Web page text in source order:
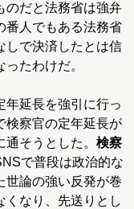
のだと法務省は強弁
番人でもある法務省
しで決済したとは信
たわけだ。
延長を強引に行っ
検察官の定年延長が
そうとした。 検察
で普段は政治的な
世論の強い反発が巻
くなり、先送りとし